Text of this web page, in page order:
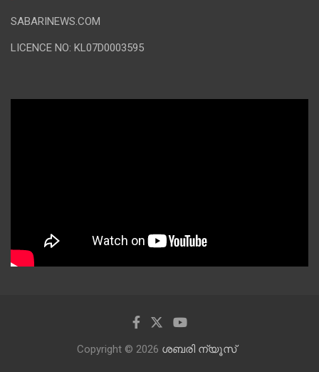
SABARINEWS.COM
LICENCE NO: KL07D0003595
Copyright © 2026 ശബരി ന്യൂസ്